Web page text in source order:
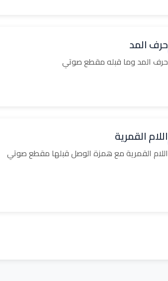
حرف المد
حرف المد وما قبله مقطع صوتي
اللام القمرية
اللام القمرية مع همزة الوصل قبلها مقطع صوتي